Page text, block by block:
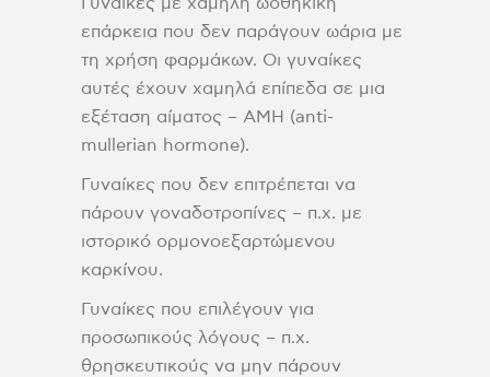
επάρκεια που δεν παράγουν ωάρια με
τη χρήση φαρμάκων. Οι γυναίκες
αυτές έχουν χαμηλά επίπεδα σε μια
εξέταση αίματος – ΑΜΗ (anti-
mullerian hormone).
Γυναίκες που δεν επιτρέπεται να
πάρουν γοναδοτροπίνες – π.χ. με
ιστορικό ορμονοεξαρτώμενου
καρκίνου.
Γυναίκες που επιλέγουν για
προσωπικούς λόγους – π.χ.
θρησκευτικούς να μην πάρουν